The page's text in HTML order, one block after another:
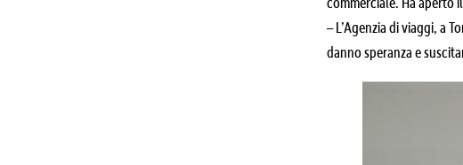
commerciale. Ha aperto
– L’Agenzia di viaggi, a
danno speranza e